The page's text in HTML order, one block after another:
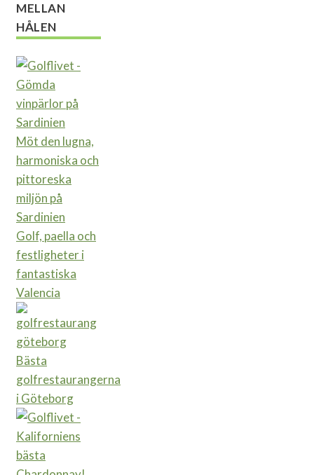
MELLAN
HÅLEN
Möt den lugna,
harmoniska och
pittoreska
miljön på
Sardinien
Golf, paella och
festligheter i
fantastiska
Valencia
Bästa
golfrestaurangerna
i Göteborg